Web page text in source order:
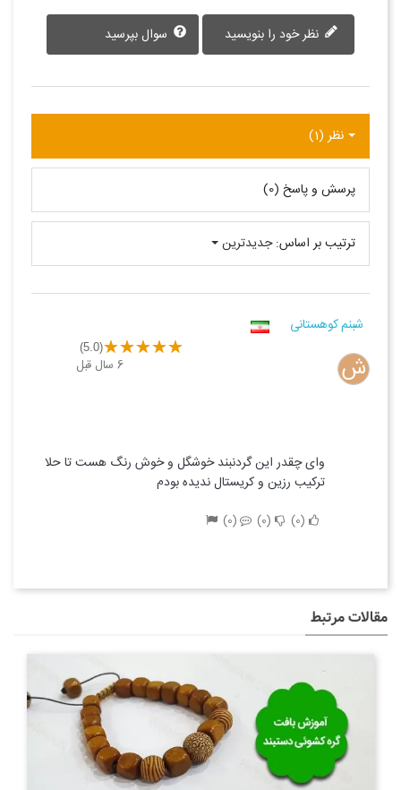
سوال بپرسید
نظر (1)
پرسش و پاسخ (0)
ترتیب بر اساس: جدیدترین
ش
شبنم کوهستانی
(5.0)
6 سال قبل
وای چقدر این گردنبند خوشگل و خوش رنگ هست تا حلا
ترکیب رزین و کریستال ندیده بودم
0
0
0
مقالات مرتبط